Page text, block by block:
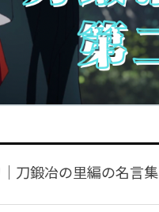
刀鍛冶の里編の名言集